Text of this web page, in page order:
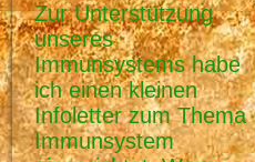
Zur Unterstützung
unseres
Immunsystems habe
ich einen kleinen
Infoletter zum Thema
Immunsystem